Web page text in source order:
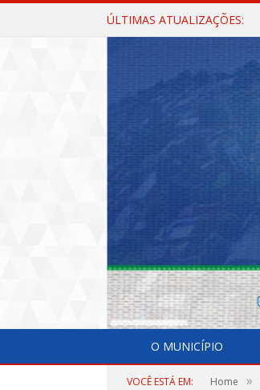
ÚLTIMAS ATUALIZAÇÕES:
O MUNICÍPIO
VOCÊ ESTÁ EM: Home »